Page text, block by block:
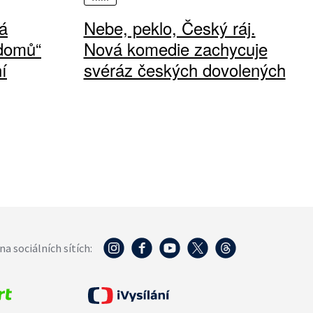
Nebe, peklo, Český ráj.
Nová komedie zachycuje
svéráz českých dovolených
sociálních sítích: